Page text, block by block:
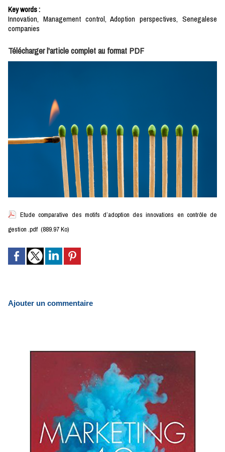
Key words:
Innovation, Management control, Adoption perspectives, Senegalese
companies
Télécharger l'article complet au format PDF
Etude comparative des motifs d’adoption des innovations en contrôle de
gestion .pdf (889.97 Ko)
Ajouter un commentaire